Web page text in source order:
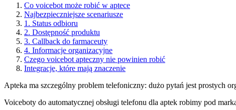
Co voicebot może robić w aptece
Najbezpieczniejsze scenariusze
1. Status odbioru
2. Dostępność produktu
3. Callback do farmaceuty
4. Informacje organizacyjne
Czego voicebot apteczny nie powinien robić
Integracje, które mają znaczenie
Apteka ma szczególny problem telefoniczny: dużo pytań jest prostych
Voiceboty do automatycznej obsługi telefonu dla aptek robimy pod